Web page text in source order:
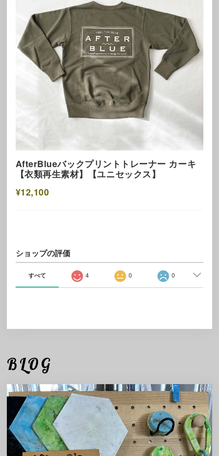
AfterBlueバックプリントトレーナー カーキ
【衣類再生素材】【ユニセックス】
¥12,100
ショップの評価
すべて 4 0 0
BLOG